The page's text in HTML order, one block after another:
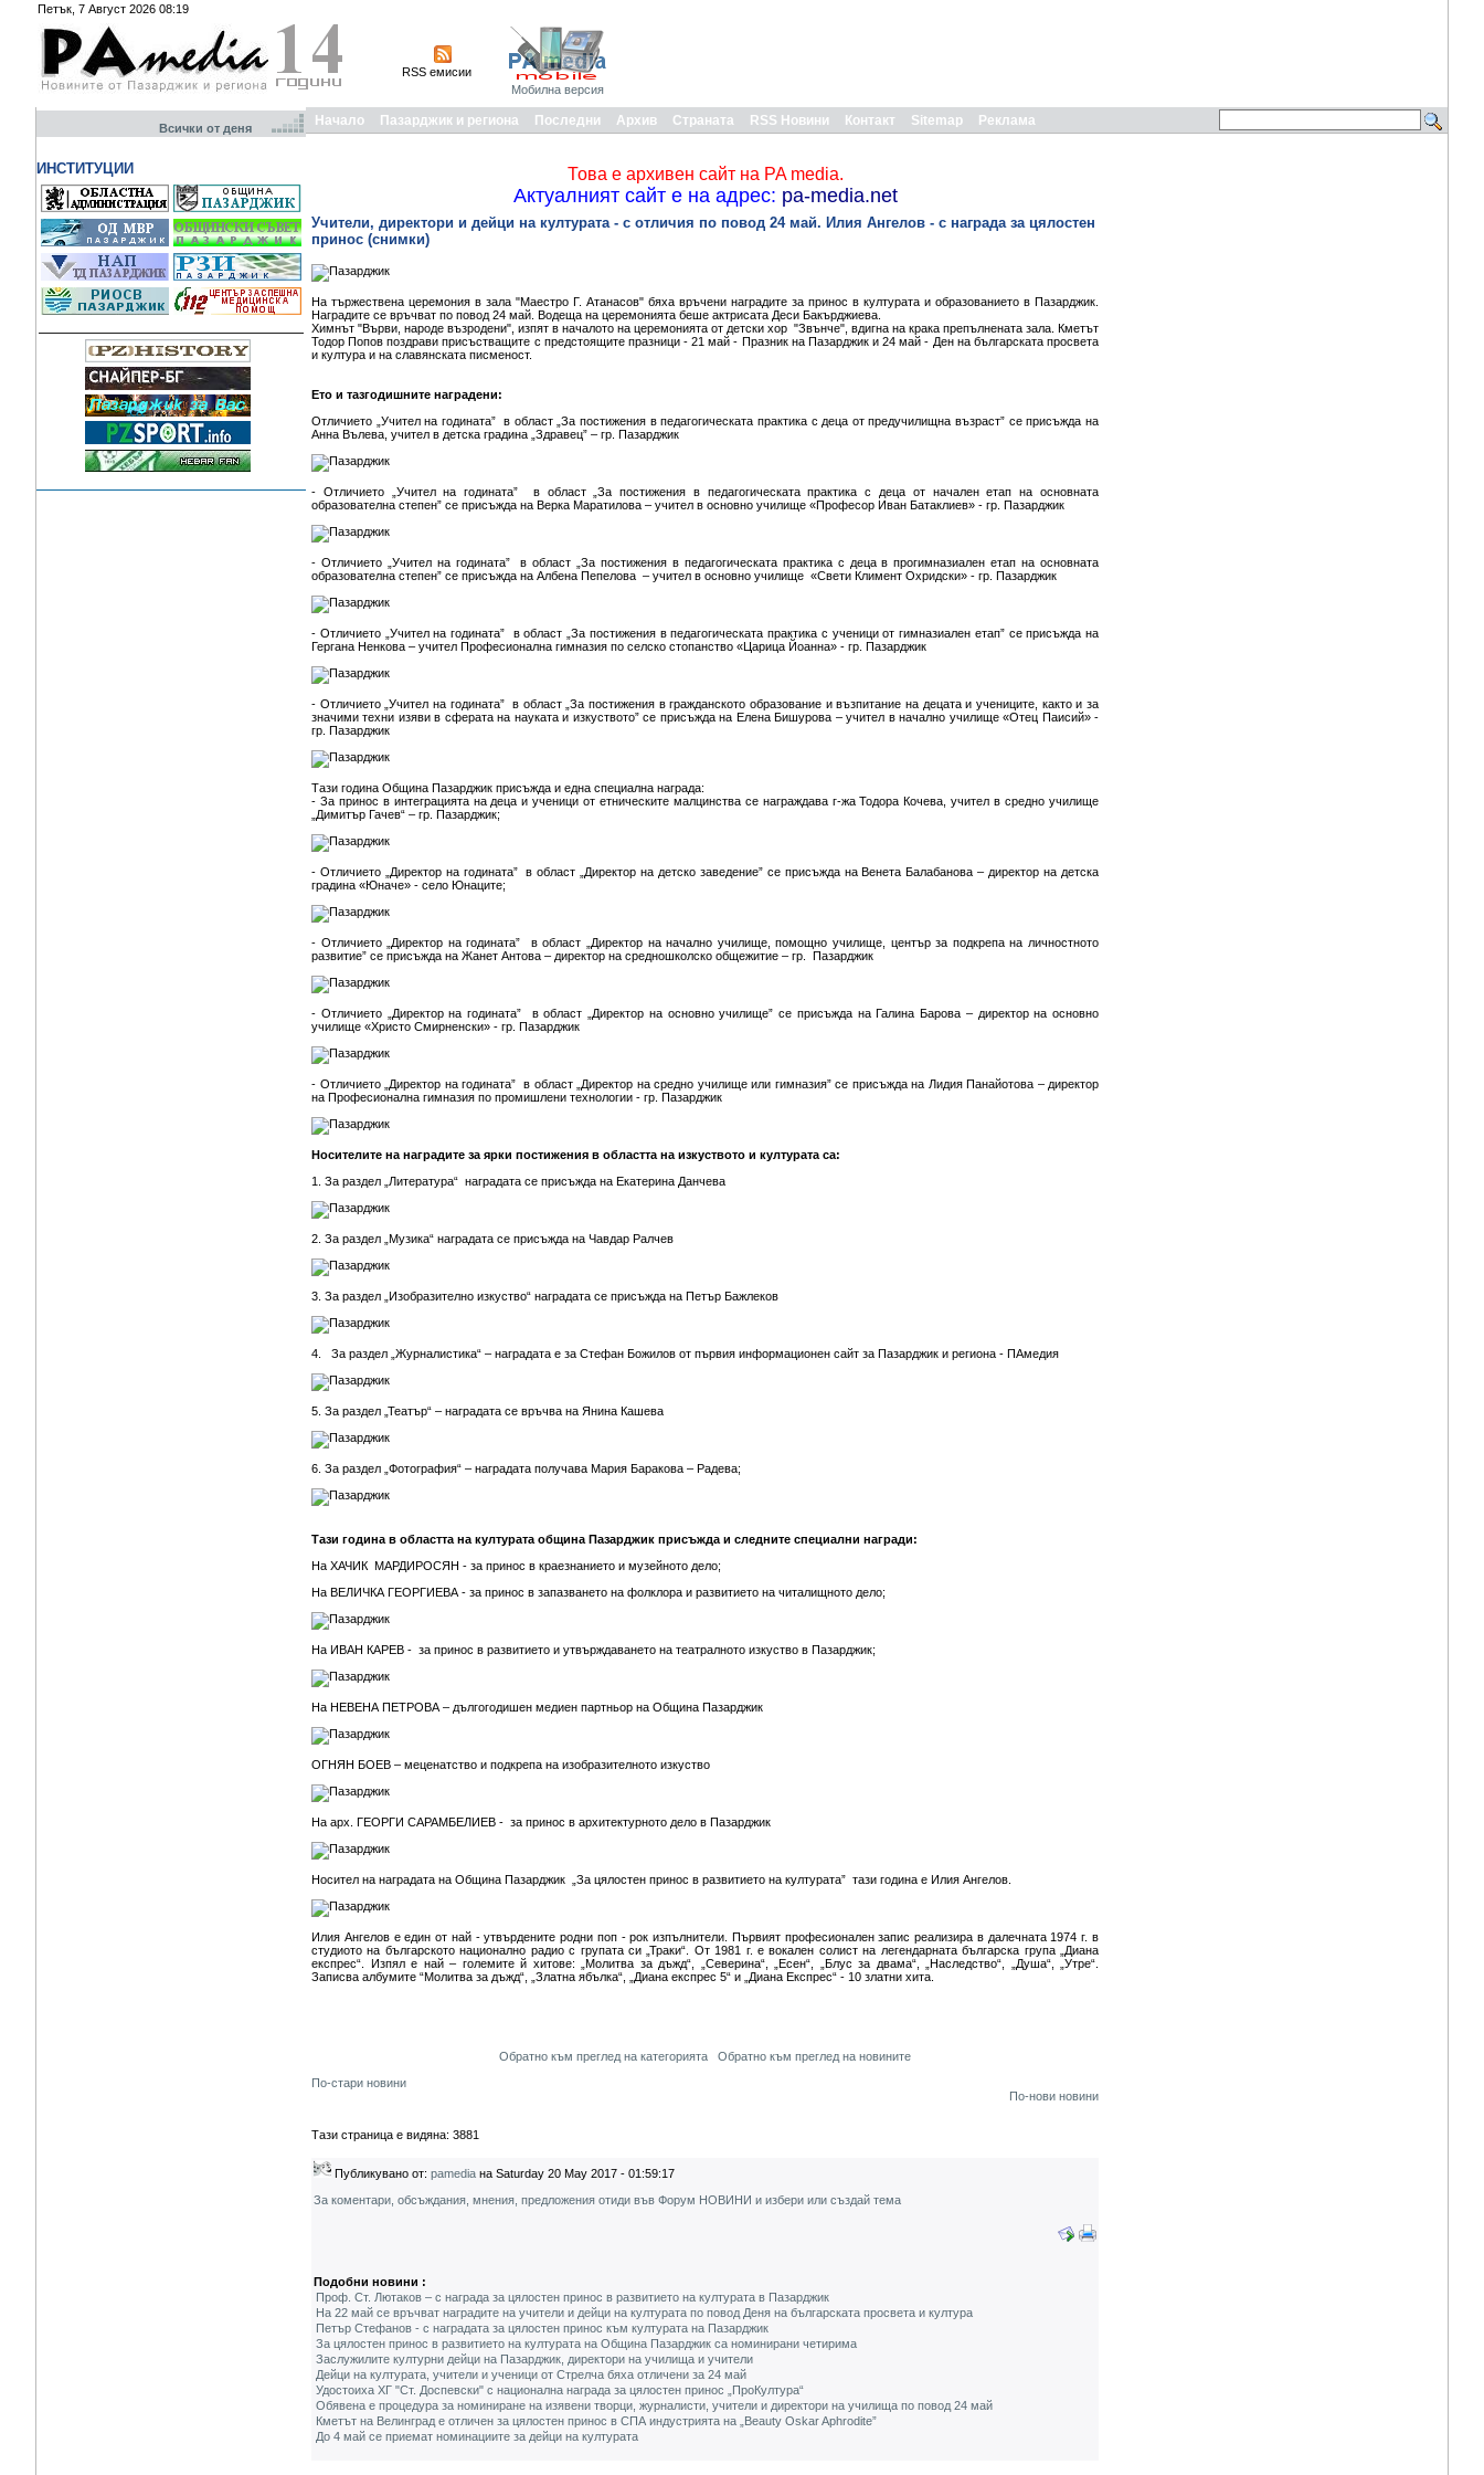
Петък, 7 Август 2026 08:19
RSS емисии
Мобилна версия
Всички от деня
ИНСТИТУЦИИ
Начало Пазарджик и региона Последни Архив Страната RSS Новини Контакт Sitemap Реклама
Това е архивен сайт на PA media.
Актуалният сайт е на адрес: pa-media.net
Учители, директори и дейци на културата - с отличия по повод 24 май. Илия Ангелов - с награда за цялостен
принос (снимки)
На тържествена церемония в зала "Маестро Г. Атанасов" бяха връчени наградите за принос в културата и образованието в Пазарджик.
Наградите се връчват по повод 24 май. Водеща на церемонията беше актрисата Деси Бакърджиева.
Химнът "Върви, народе възродени", изпят в началото на церемонията от детски хор "Звънче", вдигна на крака препълнената зала. Кметът
Тодор Попов поздрави присъстващите с предстоящите празници - 21 май - Празник на Пазарджик и 24 май - Ден на българската просвета
и култура и на славянската писменост.
Ето и тазгодишните наградени:
Отличието „Учител на годината” в област „За постижения в педагогическата практика с деца от предучилищна възраст” се присъжда на
Анна Вълева, учител в детска градина „Здравец” – гр. Пазарджик
- Отличието „Учител на годината” в област „За постижения в педагогическата практика с деца от начален етап на основната
образователна степен” се присъжда на Верка Маратилова – учител в основно училище «Професор Иван Батаклиев» - гр. Пазарджик
- Отличието „Учител на годината” в област „За постижения в педагогическата практика с деца в прогимназиален етап на основната
образователна степен” се присъжда на Албена Пепелова – учител в основно училище «Свети Климент Охридски» - гр. Пазарджик
- Отличието „Учител на годината” в област „За постижения в педагогическата практика с ученици от гимназиален етап” се присъжда на
Гергана Ненкова – учител Професионална гимназия по селско стопанство «Царица Йоанна» - гр. Пазарджик
- Отличието „Учител на годината” в област „За постижения в гражданското образование и възпитание на децата и учениците, както и за
значими техни изяви в сферата на науката и изкуството” се присъжда на Елена Бишурова – учител в начално училище «Отец Паисий» -
гр. Пазарджик
Тази година Община Пазарджик присъжда и една специална награда:
- За принос в интеграцията на деца и ученици от етническите малцинства се награждава г-жа Тодора Кочева, учител в средно училище
„Димитър Гачев“ – гр. Пазарджик;
- Отличието „Директор на годината” в област „Директор на детско заведение” се присъжда на Венета Балабанова – директор на детска
градина «Юначе» - село Юнаците;
- Отличието „Директор на годината” в област „Директор на начално училище, помощно училище, център за подкрепа на личностното
развитие” се присъжда на Жанет Антова – директор на средношколско общежитие – гр. Пазарджик
- Отличието „Директор на годината” в област „Директор на основно училище” се присъжда на Галина Барова – директор на основно
училище «Христо Смирненски» - гр. Пазарджик
- Отличието „Директор на годината” в област „Директор на средно училище или гимназия” се присъжда на Лидия Панайотова – директор
на Професионална гимназия по промишлени технологии - гр. Пазарджик
Носителите на наградите за ярки постижения в областта на изкуството и културата са:
1. За раздел „Литература“ наградата се присъжда на Екатерина Данчева
2. За раздел „Музика“ наградата се присъжда на Чавдар Ралчев
3. За раздел „Изобразително изкуство“ наградата се присъжда на Петър Бажлеков
4. За раздел „Журналистика“ – наградата е за Стефан Божилов от първия информационен сайт за Пазарджик и региона - ПАмедия
5. За раздел „Театър“ – наградата се връчва на Янина Кашева
6. За раздел „Фотография“ – наградата получава Мария Баракова – Радева;
Тази година в областта на културата община Пазарджик присъжда и следните специални награди:
На ХАЧИК МАРДИРОСЯН - за принос в краезнанието и музейното дело;
На ВЕЛИЧКА ГЕОРГИЕВА - за принос в запазването на фолклора и развитието на читалищното дело;
На ИВАН КАРЕВ - за принос в развитието и утвърждаването на театралното изкуство в Пазарджик;
На НЕВЕНА ПЕТРОВА – дългогодишен медиен партньор на Община Пазарджик
ОГНЯН БОЕВ – меценатство и подкрепа на изобразителното изкуство
На арх. ГЕОРГИ САРАМБЕЛИЕВ - за принос в архитектурното дело в Пазарджик
Носител на наградата на Община Пазарджик „За цялостен принос в развитието на културата” тази година е Илия Ангелов.
Илия Ангелов е един от най - утвърдените родни поп - рок изпълнители. Първият професионален запис реализира в далечната 1974 г. в
студиото на българското национално радио с групата си „Траки“. От 1981 г. е вокален солист на легендарната българска група „Диана
експрес“. Изпял е най – големите й хитове: „Молитва за дъжд“, „Северина“, „Есен“, „Блус за двама“, „Наследство“, „Душа“, „Утре“.
Записва албумите “Молитва за дъжд“, „Златна ябълка“, „Диана експрес 5“ и „Диана Експрес“ - 10 златни хита.
Обратно към преглед на категорията
Обратно към преглед на новините
По-стари новини
По-нови новини
Тази страница е видяна: 3881
Публикувано от: pamedia на Saturday 20 May 2017 - 01:59:17
За коментари, обсъждания, мнения, предложения отиди във Форум НОВИНИ и избери или създай тема
Подобни новини :
Проф. Ст. Лютаков – с награда за цялостен принос в развитието на културата в Пазарджик
На 22 май се връчват наградите на учители и дейци на културата по повод Деня на българската просвета и култура
Петър Стефанов - с наградата за цялостен принос към културата на Пазарджик
За цялостен принос в развитието на културата на Община Пазарджик са номинирани четирима
Заслужилите културни дейци на Пазарджик, директори на училища и учители
Дейци на културата, учители и ученици от Стрелча бяха отличени за 24 май
Удостоиха ХГ "Ст. Доспевски" с национална награда за цялостен принос „ПроКултура“
Обявена е процедура за номиниране на изявени творци, журналисти, учители и директори на училища по повод 24 май
Кметът на Велинград е отличен за цялостен принос в СПА индустрията на „Beauty Oskar Aphrodite”
До 4 май се приемат номинациите за дейци на културата